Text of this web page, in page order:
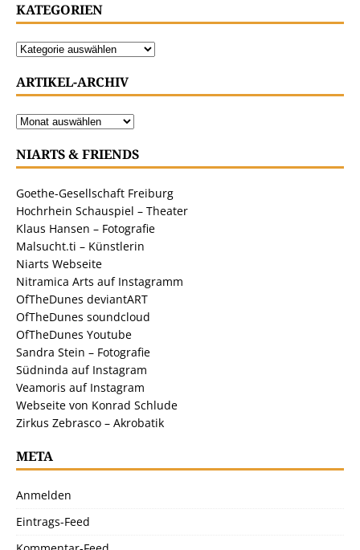
KATEGORIEN
ARTIKEL-ARCHIV
NIARTS & FRIENDS
Goethe-Gesellschaft Freiburg
Hochrhein Schauspiel – Theater
Klaus Hansen – Fotografie
Malsucht.ti – Künstlerin
Niarts Webseite
Nitramica Arts auf Instagramm
OfTheDunes deviantART
OfTheDunes soundcloud
OfTheDunes Youtube
Sandra Stein – Fotografie
Südninda auf Instagram
Veamoris auf Instagram
Webseite von Konrad Schlude
Zirkus Zebrasco – Akrobatik
META
Anmelden
Eintrags-Feed